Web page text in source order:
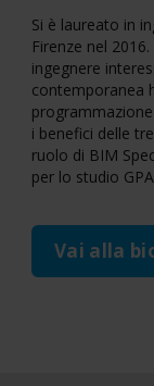
Si è laureato in
Firenze nel
ingegnere
contemporanea
i benefici delle
ruolo di BIM
per lo studio
Vai alla